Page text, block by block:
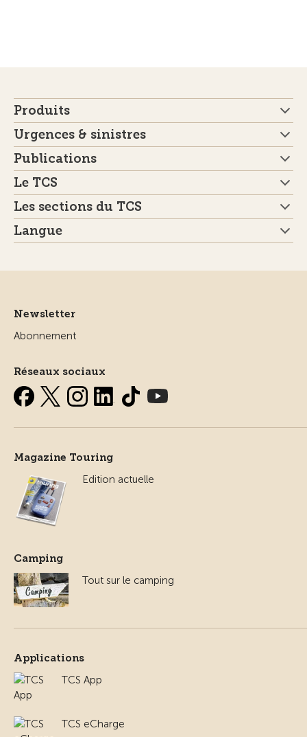
Produits
Urgences & sinistres
Publications
Le TCS
Les sections du TCS
Langue
Newsletter
Abonnement
Réseaux sociaux
Magazine Touring
Edition actuelle
Camping
Tout sur le camping
Applications
TCS App
TCS eCharge